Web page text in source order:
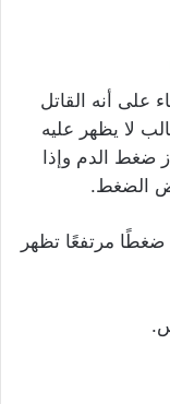
على أنه القاتل
لا يظهر عليه
ضغط الدم وإذا
الضغط.
ضغطًا مرتفعًا تظهر